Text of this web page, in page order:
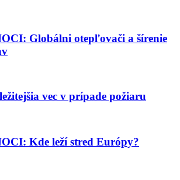
Globálni otepľovači a šírenie
vec v prípade požiaru
Kde leží stred Európy?